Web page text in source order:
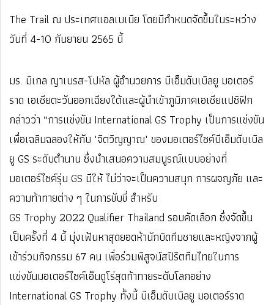
The Trail ณ ประเทศแอลเบเนีย โดยมีกำหนดจัดขึ้นในระหว่าง
วันที่ 4-10 กันยายน 2565 นี้
มร. มิเกล ญาเบรส-โปห์ล ผู้อำนวยการ บีเอ็มดับเบิลยู มอเตอร์
ราด เอเชียตะวันออกเฉียงใต้และผู้นำเข้าภูมิภาคเอเชียแปซิฟิก
กล่าวว่า “การแข่งขัน International GS Trophy เป็นการแข่งขัน
เพื่อเฉลิมฉลองให้กับ "จิตวิญญาณ" ของมอเตอร์ไซค์บีเอ็มดับเบิล
ยู GS ระดับตำนาน ซึ่งนำเสนอความสมบูรณ์แบบอย่างที่
มอเตอร์ไซค์รุ่น GS มีให้ ไม่ว่าจะเป็นความสนุก การผจญภัย และ
ความท้าทายต่าง ๆ ในการขับขี่ สำหรับ
GS Trophy 2022 Qualifier Thailand รอบคัดเลือก ซึ่งจัดขึ้น
เป็นครั้งที่ 4 นี้ มุ่งเฟ้นหาสุดยอดห้านักบิดทีมชายและหญิงจากผู้
เข้าร่วมกิจกรรม 67 คน เพื่อร่วมพิสูจน์สปิริตทีมไทยในการ
แข่งขันมอเตอร์ไซค์เอ็นดูโร่สุดท้าทายระดับโลกอย่าง
International GS Trophy ทั้งนี้ บีเอ็มดับเบิลยู มอเตอร์ราด